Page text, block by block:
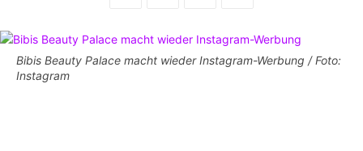
Bibis Beauty Palace macht wieder Instagram-Werbung / Foto:
Instagram